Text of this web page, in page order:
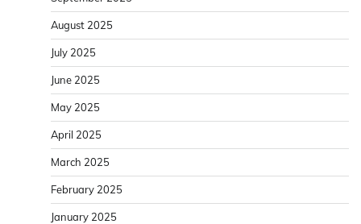
August 2025
July 2025
June 2025
May 2025
April 2025
March 2025
February 2025
January 2025